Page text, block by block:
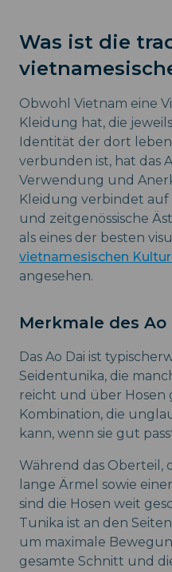
Was ist die
Obwohl Vietnam eine
Kleidung hat, die
Identität der dort
verbunden ist, hat das
Verwendung und
Kleidung verbindet auf
und zeitgenössische
als eines der besten
vietnamesischen
angesehen.
Merkmale des Ao
Das Ao Dai ist
Seidentunika, die
reicht und über Hosen
Kombination, die
kann, wenn sie gut
Während das Oberteil,
lange Ärmel sowie
sind die Hosen weit
Tunika ist an den
um maximale
gesamte Schnitt und